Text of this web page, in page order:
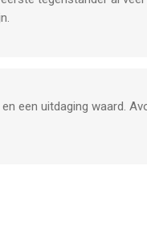
een uitdaging waard.